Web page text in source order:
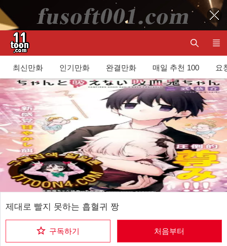
최신만화 인기만화 완결만화 매일 추천 100 요
제대로 빨지 못하는 흡혈귀 짱
구독하기 처음부터